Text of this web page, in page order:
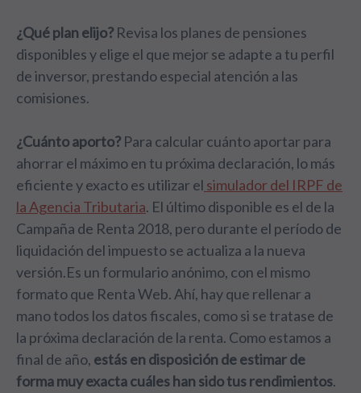
¿Qué plan elijo? Revisa los planes de pensiones
disponibles y elige el que mejor se adapte a tu perfil
de inversor, prestando especial atención a las
comisiones.
¿Cuánto aporto? Para calcular cuánto aportar para
ahorrar el máximo en tu próxima declaración, lo más
eficiente y exacto es utilizar el simulador del IRPF de
la Agencia Tributaria. El último disponible es el de la
Campaña de Renta 2018, pero durante el período de
liquidación del impuesto se actualiza a la nueva
versión.Es un formulario anónimo, con el mismo
formato que Renta Web. Ahí, hay que rellenar a
mano todos los datos fiscales, como si se tratase de
la próxima declaración de la renta. Como estamos a
final de año, estás en disposición de estimar de
forma muy exacta cuáles han sido tus rendimientos.